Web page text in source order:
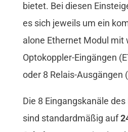
bietet. Bei diesen
es sich jeweils um ein
alone Ethernet Modul mit
Optokoppler-Eingängen
oder 8 Relais-Ausgängen
Die 8 Eingangskanäle des
sind standardmäßig auf